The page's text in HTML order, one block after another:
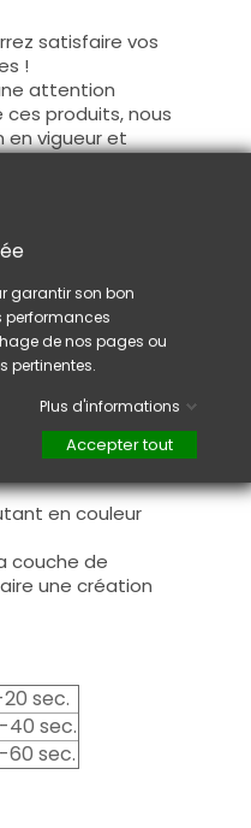
satisfaire vos
!
attention
produits, nous
en vigueur et
de nos produits.
d'utilisation
son pinceau, de
n'est pas
couche de
après limage.
couches,
couche et
pour garantir
en couleur
couche de
une création
sec.
40 sec.
60 sec.
garantir son bon
performances
de nos pages ou
pertinentes.
Plus d'informations
Accepter tout